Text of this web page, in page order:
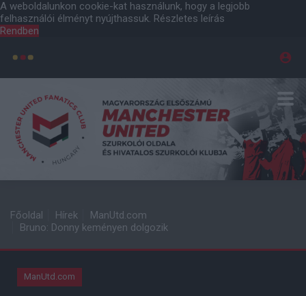
A weboldalunkon cookie-kat használunk, hogy a legjobb
felhasználói élményt nyújthassuk. Részletes leírás
Rendben
Főoldal Hírek
ManUtd.com
Bruno: Donny keményen dolgozik
ManUtd.com